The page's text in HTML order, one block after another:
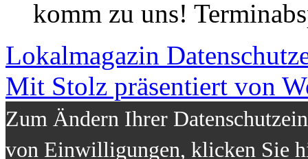
komm zu uns!
Lokalmagazin
Mit Stolz präsentiert von
Zum Ändern Ihrer
von Einwilligungen, klicken Sie